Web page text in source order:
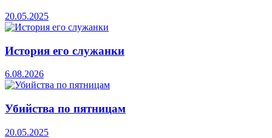
20.05.2025
История его служанки
6.08.2026
Убийства по пятницам
20.05.2025